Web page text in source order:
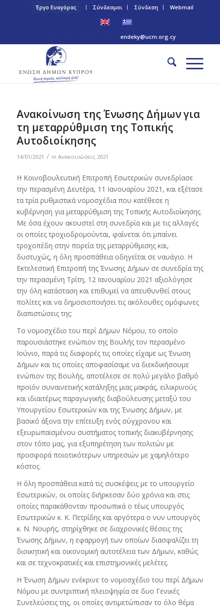
Έργο Ευαγόρας Σύνδεσμοι Σύνδεση Webmail
endeky@ucm.org.cy
Ανακοίνωση της Ένωσης Δήμων για
τη μεταρρύθμιση της Τοπικής
Αυτοδιοίκησης
14/01/2021 / in Ανακοινώσεις 2021
Η Κοινοβουλευτική Επιτροπή Εσωτερικών συνεδρίασε
την περασμένη Δευτέρα, 11 Ιανουαρίου 2021, και εξέτασε
τα τρία ρυθμιστικά νομοσχέδια που κατέθεσε η
κυβέρνηση για μεταρρύθμιση της Τοπικής Αυτοδιοίκησης.
Με όσα έχουν ακουστεί στη συνεδρία και με τις αλλαγές
οι οποίες τροχιοδρομούνται, φαίνεται ότι μπαίνει
τροχοπέδη στην πορεία της μεταρρύθμισης και,
δυστυχώς, η όλη προσπάθεια οδηγείται σε ναυάγιο. Η
Εκτελεστική Επιτροπή της Ένωσης Δήμων σε συνεδρία της
την περασμένη Τρίτη, 12 Ιανουαρίου 2021 αξιολόγησε
την όλη κατάσταση και επιθυμεί να απευθυνθεί στους
πολίτες και να δημοσιοποιήσει τις ακόλουθες ομόφωνες
διαπιστώσεις της:
Το νομοσχέδιο του περί Δήμων Νόμου, το οποίο
παρουσιάστηκε ενώπιον της Βουλής τον περασμένο
Ιούνιο, παρά τις διαφορές τις οποίες είχαμε ως Ένωση
Δήμων και τις οποίες αποφασίσαμε να διεκδικήσουμε
ενώπιον της Βουλής, αποτέλεσε σε πολύ μεγάλο βαθμό
προϊόν συναινετικής κατάληξης μιας μακράς, ειλικρινούς
και ιδιαιτέρως παραγωγικής διαβούλευσης μεταξύ του
Υπουργείου Εσωτερικών και της Ένωσης Δήμων, με
βασικό άξονα την επίτευξη ενός σύγχρονου και
εξευρωπαϊσμένου συστήματος τοπικής διακυβέρνησης
στον τόπο μας, για εξυπηρέτηση των πολιτών με
προσφορά ποιοτικότερων υπηρεσιών με χαμηλότερο
κόστος.
Η όλη προσπάθεια κατά τις συσκέψεις με το υπουργείο
Εσωτερικών, οι οποίες διήρκεσαν δύο χρόνια και στις
οποίες παρακάθονταν προσωπικά ο τέως υπουργός
Εσωτερικών κ. Κ. Πετρίδης και αργότερα ο νυν υπουργός
κ. Ν. Νουρής, στηρίχθηκε σε διαχρονικές θέσεις της
Ένωσης Δήμων, η εφαρμογή των οποίων διασφαλίζει τη
διοικητική και οικονομική αυτοτέλεια των Δήμων, καθώς
και σε τεχνοκρατικές και επιστημονικές μελέτες.
Η Ένωση Δήμων ενέκρινε το νομοσχέδιο του περί Δήμων
Νόμου με συντριπτική πλειοψηφία σε δυο Γενικές
Συνελεύσεις της, οι οποίες αντιμετώπισαν το όλο θέμα